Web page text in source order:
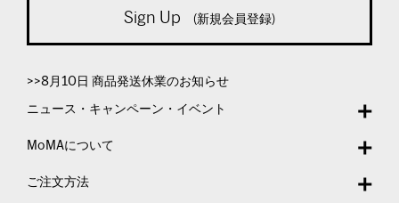
Sign Up (新規会員登録)
>>8月10日 商品発送休業のお知らせ
ニュース・キャンペーン・イベント
MoMAについて
ご注文方法